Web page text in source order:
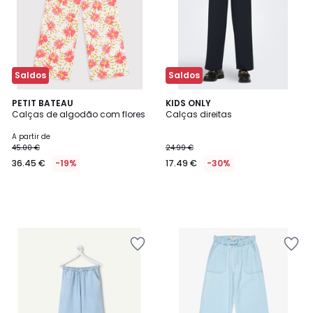
Saldos
PETIT BATEAU
Calças de algodão com flores
A partir de
45.00 €
36.45 € -19%
Saldos
KIDS ONLY
Calças direitas
24.99 €
17.49 € -30%